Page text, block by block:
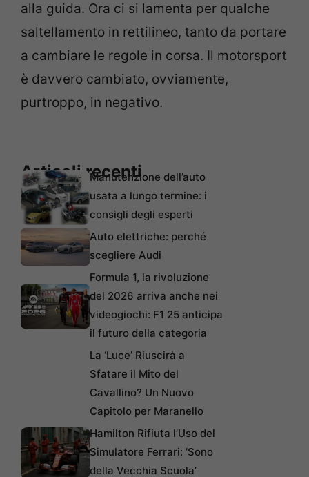
alla guida. Ora ci si lamenta per qualche
saltellamento in rettilineo, tanto da portare
a cambiare le regole in corsa. Il motorsport
è davvero cambiato, ovviamente,
purtroppo, in negativo.
Articoli recentiManutenzione dell’auto
usata a lungo termine: i
consigli degli esperti
Auto elettriche: perché
scegliere Audi
Formula 1, la rivoluzione
del 2026 arriva anche nei
videogiochi: F1 25 anticipa
il futuro della categoria
La ‘Luce’ Riuscirà a
Sfatare il Mito del
Cavallino? Un Nuovo
Capitolo per Maranello
Hamilton Rifiuta l’Uso del
Simulatore Ferrari: ‘Sono
della Vecchia Scuola’